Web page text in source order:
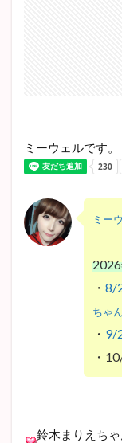
ミーウェルです。
ミー
・ 8/
ちゃ
・ 9/
・
鈴木まりえちゃ